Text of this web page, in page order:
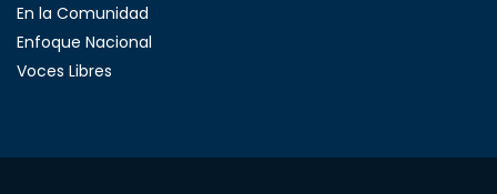
En la Comunidad
Enfoque Nacional
Voces Libres